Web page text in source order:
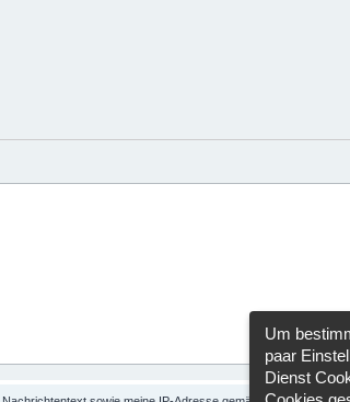
Um
paar
Dienst